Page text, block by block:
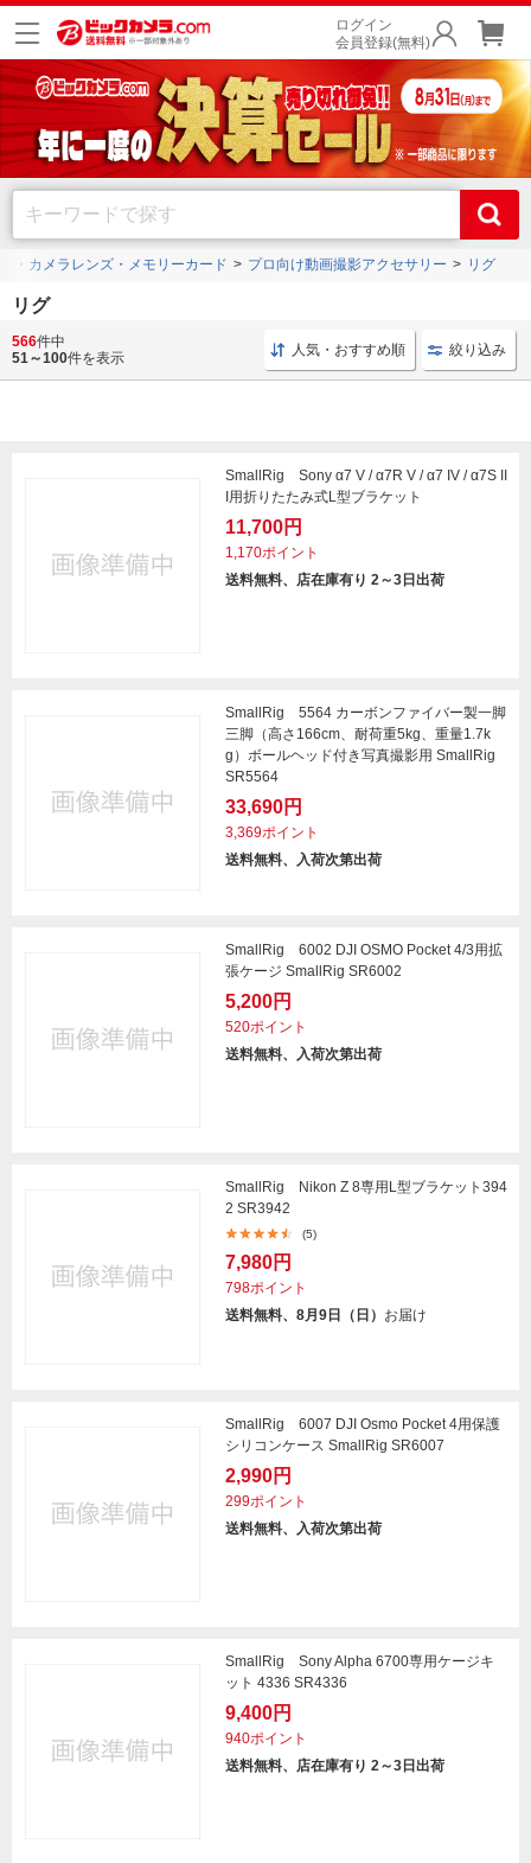
ログイン
会員登録(無料)
・カメラレンズ・メモリーカード プロ向け動画撮影アクセサリー リグ
リグ
プロ向け 動画撮影アクセサリー スモール リグ 動画
566件中
51～100件を表示 人気・おすすめ順 絞り込み
SmallRig Sony α7 V / α7R V / α7 IV / α7S II
I用折りたたみ式L型ブラケット
11,700円
1,170ポイント
送料無料、店在庫有り 2～3日出荷
SmallRig 5564 カーボンファイバー製一脚
三脚（高さ166cm、耐荷重5kg、重量1.7k
g）ボールヘッド付き写真撮影用 SmallRig
SR5564
33,690円
3,369ポイント
送料無料、入荷次第出荷
SmallRig 6002 DJI OSMO Pocket 4/3用拡
張ケージ SmallRig SR6002
5,200円
520ポイント
送料無料、入荷次第出荷
SmallRig Nikon Z 8専用L型ブラケット394
2 SR3942
(5)
7,980円
798ポイント
送料無料、8月9日（日） お届け
SmallRig 6007 DJI Osmo Pocket 4用保護
シリコンケース SmallRig SR6007
2,990円
299ポイント
送料無料、入荷次第出荷
SmallRig Sony Alpha 6700専用ケージキ
ット 4336 SR4336
9,400円
940ポイント
送料無料、店在庫有り 2～3日出荷